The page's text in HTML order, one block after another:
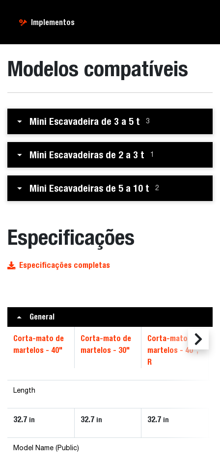
Implementos
Modelos compatíveis
Mini Escavadeira de 3 a 5 t 3
Mini Escavadeiras de 2 a 3 t 1
Mini Escavadeiras de 5 a 10 t 2
Especificações
Especificações completas
General
Corta-mato de
martelos - 40"
Corta-mato de
martelos - 30"
Corta-mato de
martelos - 40",
R
Length
32.7 in 32.7 in 32.7 in
Model Name (Public)